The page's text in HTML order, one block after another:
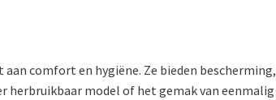
comfort en hygiëne. Ze bieden bescherming,
herbruikbaar model of het gemak van eenmalig